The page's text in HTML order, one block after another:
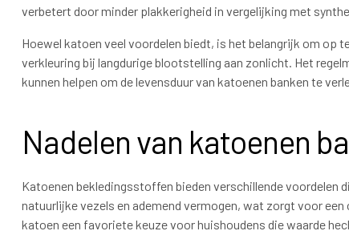
verbetert door minder plakkerigheid in vergelijking met
Hoewel katoen veel voordelen biedt, is het belangrijk om op
verkleuring bij langdurige blootstelling aan zonlicht. Het
kunnen helpen om de levensduur van katoenen banken te
Nadelen van katoenen
Katoenen bekledingsstoffen bieden verschillende voordelen
natuurlijke vezels en ademend vermogen, wat zorgt voor
katoen een favoriete keuze voor huishoudens die waarde